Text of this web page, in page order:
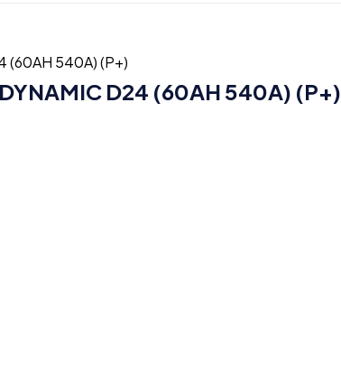
D24 (60AH 540A) (P+)